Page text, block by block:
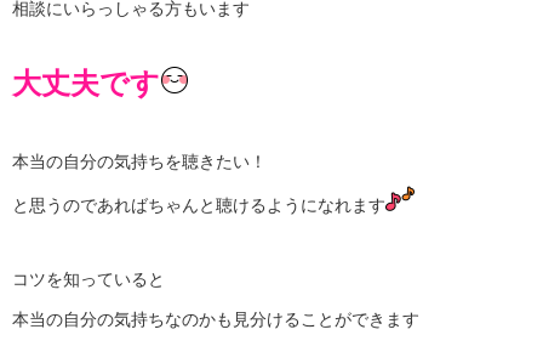
相談にいらっしゃる方もいます
大丈夫です
本当の自分の気持ちを聴きたい！
と思うのであればちゃんと聴けるようになれます
コツを知っていると
本当の自分の気持ちなのかも見分けることができます